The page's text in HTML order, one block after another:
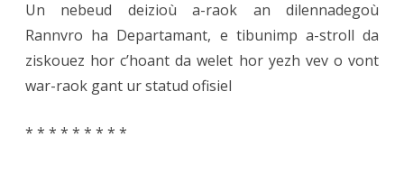
Un nebeud deizioù a-raok an dilennadegoù
Rannvro ha Departamant, e tibunimp a-stroll da
ziskouez hor c’hoant da welet hor yezh vev o vont
war-raok gant ur statud ofisiel
* * * * * * * * *